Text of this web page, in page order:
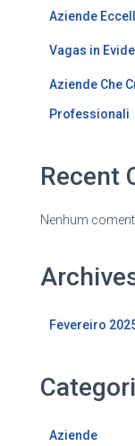
Aziende
Vagas in
Aziende Che
Professionali
Recent
Nenhum
Fevereiro
Aziende